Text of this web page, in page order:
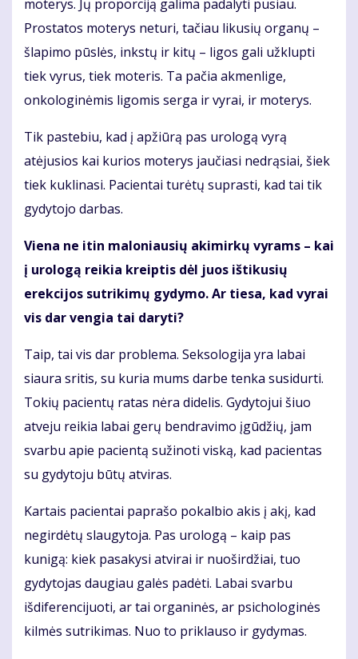
moterys. Jų proporciją galima padalyti pusiau.
Prostatos moterys neturi, tačiau likusių organų –
šlapimo pūslės, inkstų ir kitų – ligos gali užklupti
tiek vyrus, tiek moteris. Ta pačia akmenlige,
onkologinėmis ligomis serga ir vyrai, ir moterys.
Tik pastebiu, kad į apžiūrą pas urologą vyrą
atėjusios kai kurios moterys jaučiasi nedrąsiai, šiek
tiek kuklinasi. Pacientai turėtų suprasti, kad tai tik
gydytojo darbas.
Viena ne itin maloniausių akimirkų vyrams – kai
į urologą reikia kreiptis dėl juos ištikusių
erekcijos sutrikimų gydymo. Ar tiesa, kad vyrai
vis dar vengia tai daryti?
Taip, tai vis dar problema. Seksologija yra labai
siaura sritis, su kuria mums darbe tenka susidurti.
Tokių pacientų ratas nėra didelis. Gydytojui šiuo
atveju reikia labai gerų bendravimo įgūdžių, jam
svarbu apie pacientą sužinoti viską, kad pacientas
su gydytoju būtų atviras.
Kartais pacientai paprašo pokalbio akis į akį, kad
negirdėtų slaugytoja. Pas urologą – kaip pas
kunigą: kiek pasakysi atvirai ir nuoširdžiai, tuo
gydytojas daugiau galės padėti. Labai svarbu
išdiferencijuoti, ar tai organinės, ar psichologinės
kilmės sutrikimas. Nuo to priklauso ir gydymas.